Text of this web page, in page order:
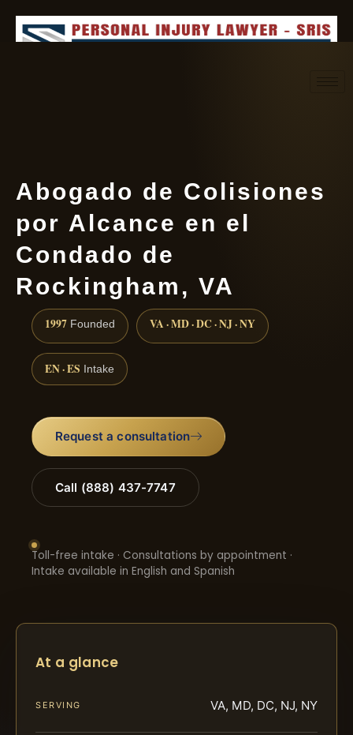
Abogado de Colisiones
por Alcance en el
Condado de
Rockingham, VA
1997 Founded VA · MD · DC · NJ · NY
EN · ES Intake
Request a consultation
Call (888) 437-7747
Toll-free intake · Consultations by appointment ·
Intake available in English and Spanish
At a glance
SERVING VA, MD, DC, NJ, NY